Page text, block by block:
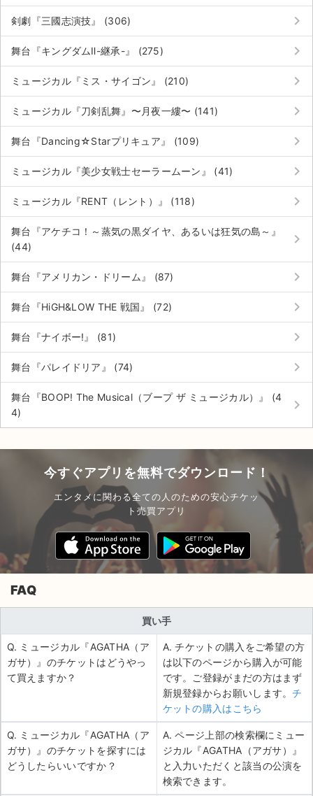
サイト情報
チケットジャム運営会社
チケットジャム利用規約
プライバシーポリシー
特定商取引法に基づく表記
公演登録依頼
不正転売禁止法について
チケットジャムの取り組み
音楽情報
剣劇『三國志演技』 (306) keyboard_arrow_right
舞台『キングダムⅡ-継承-』 (275) keyboard_arrow_right
ミュージカル『ミス・サイゴン』 (210) keyboard_arrow_right
ミュージカル『刀剣乱舞』〜月夜一縷〜 (141) keyboard_arrow_right
舞台『Dancing☆Starプリキュア』 (109) keyboard_arrow_right
ミュージカル『美少女戦士セーラームーン』 (41) keyboard_arrow_right
ミュージカル『RENT（レント）』 (118) keyboard_arrow_right
舞台『アケチコ！～蒸気の黒ダイヤ、あるいは狂気の島～』
(44)
keyboard_arrow_right
舞台『アメリカン・ドリーム』 (87) keyboard_arrow_right
舞台『HiGH&LOW THE 戦国』 (72) keyboard_arrow_right
舞台『ナイボー!』 (81) keyboard_arrow_right
舞台『パレイドリア』 (74) keyboard_arrow_right
舞台『BOOP! The Musical（ブープ ザ ミュージカル）』 (4
4)
keyboard_arrow_right
今すぐアプリを無料でダウンロード！
エンタメに関わる全ての人のための安心チケッ
ト売買アプリ
FAQ
買い手
Q. ミュージカル『AGATHA（ア
ガサ）』のチケットはどうやっ
て買えますか？
A. チケットの購入をご希望の方
は以下のページから購入が可能
です。ご登録がまだの方はまず
新規登録からお願いします。チ
ケットの購入はこちら
Q. ミュージカル『AGATHA（ア
ガサ）』のチケットを探すには
どうしたらいいですか？
A. ページ上部の検索欄にミュー
ジカル『AGATHA（アガサ）』
と入力いただくと該当の公演を
検索できます。